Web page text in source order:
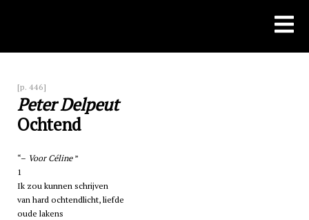
[p. 446]
Peter Delpeut
Ochtend
– Voor Céline
1
Ik zou kunnen schrijven
van hard ochtendlicht, liefde
oude lakens